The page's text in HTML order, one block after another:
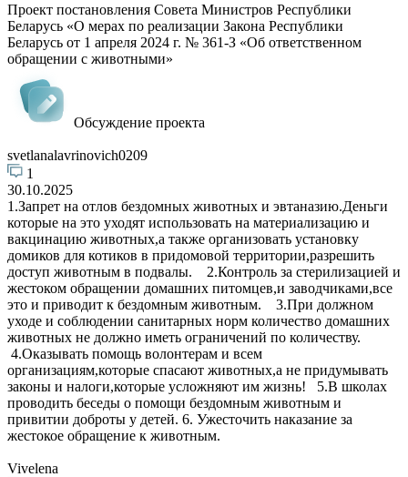
Проект постановления Совета Министров Республики
Беларусь «О мерах по реализации Закона Республики
Беларусь от 1 апреля 2024 г. № 361-З «Об ответственном
обращении с животными»
Обсуждение проекта
svetlanalavrinovich0209
1
30.10.2025
1.Запрет на отлов бездомных животных и эвтаназию.Деньги
которые на это уходят использовать на материализацию и
вакцинацию животных,а также организовать установку
домиков для котиков в придомовой территории,разрешить
доступ животным в подвалы. 2.Контроль за стерилизацией и
жестоком обращении домашних питомцев,и заводчиками,все
это и приводит к бездомным животным. 3.При должном
уходе и соблюдении санитарных норм количество домашних
животных не должно иметь ограничений по количеству.
4.Оказывать помощь волонтерам и всем
организациям,которые спасают животных,а не придумывать
законы и налоги,которые усложняют им жизнь! 5.В школах
проводить беседы о помощи бездомным животным и
привитии доброты у детей. 6. Ужесточить наказание за
жестокое обращение к животным.
Vivelena